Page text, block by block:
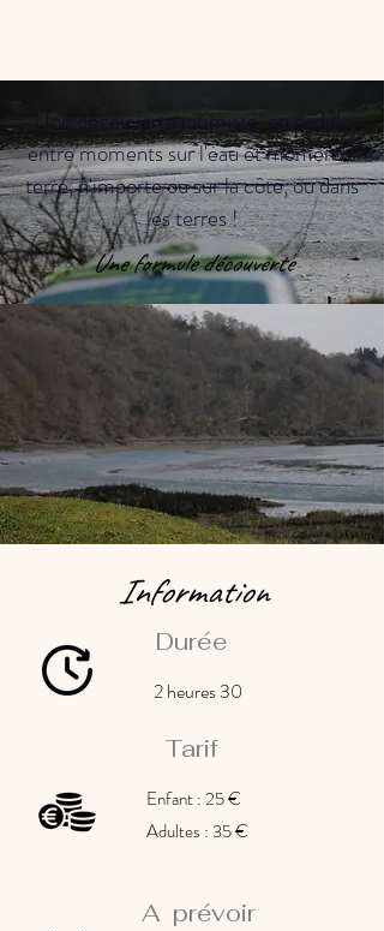
Une découverte intimiste, en paddle
entre moments sur l'eau et moment à
terre, n'importe ou sur la côte, ou dans
les terres !
Une formule découverte
Information
Durée
2 heures 30
Tarif
Enfant : 25 €
Adultes : 35 €
A prévoir